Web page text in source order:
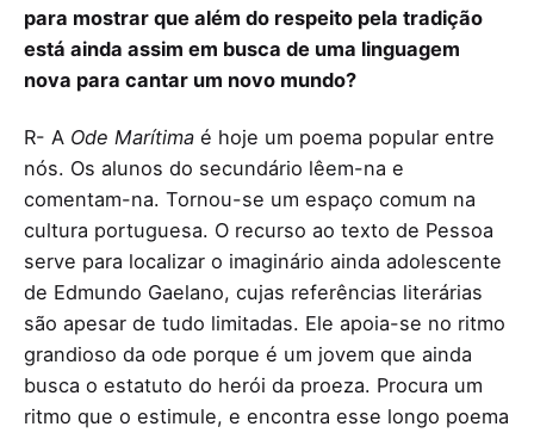
para mostrar que além do respeito pela tradição
está ainda assim em busca de uma linguagem
nova para cantar um novo mundo?
R- A Ode Marítima é hoje um poema popular entre
nós. Os alunos do secundário lêem-na e
comentam-na. Tornou-se um espaço comum na
cultura portuguesa. O recurso ao texto de Pessoa
serve para localizar o imaginário ainda adolescente
de Edmundo Gaelano, cujas referências literárias
são apesar de tudo limitadas. Ele apoia-se no ritmo
grandioso da ode porque é um jovem que ainda
busca o estatuto do herói da proeza. Procura um
ritmo que o estimule, e encontra esse longo poema